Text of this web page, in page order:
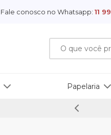
Fale conosco no Whatsapp: 11
Papelaria